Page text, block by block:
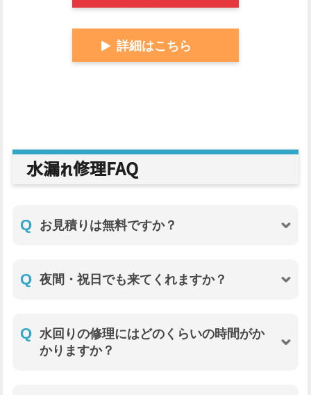
詳細はこちら
水漏れ修理FAQ
Q お見積りは無料ですか？
Q 夜間・祝日でも来てくれますか？
Q 水回りの修理にはどのくらいの時間がか
かりますか？